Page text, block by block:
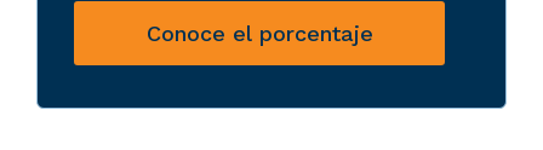
Conoce el porcentaje